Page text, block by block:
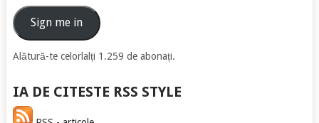
emailSign me in
Alătură-te celorlalți 1.259 de abonați.
IA DE CITESTE RSS STYLE